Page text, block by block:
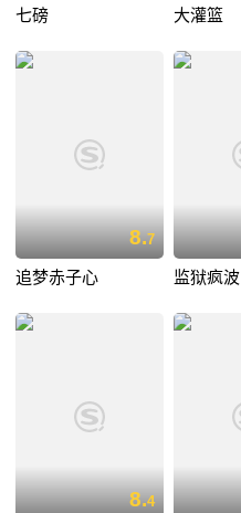
七磅 大灌篮
8.7
追梦赤子心 监狱疯波
8.4